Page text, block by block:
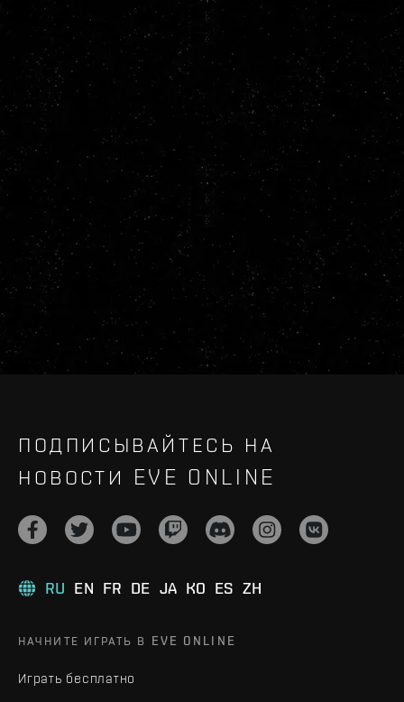
ПОДПИСЫВАЙТЕСЬ НА
НОВОСТИ EVE ONLINE
RU EN FR DE JA KO ES ZH
НАЧНИТЕ ИГРАТЬ В EVE ONLINE
Играть бесплатно